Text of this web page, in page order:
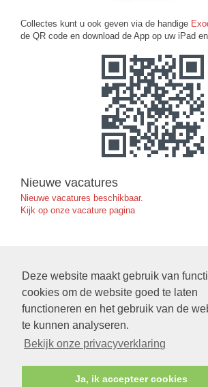
Deze website maakt gebruik van
cookies om de website goed te laten
functioneren en het gebruik van de
te kunnen analyseren.
Bekijk onze privacyverklaring
Ja, ik accepteer cookies
Collectes kunt u ook geven via de handige
de QR code en download de App op uw iPad
Nieuwe vacatures
Nieuwe vacatures beschikbaar.
Kijk op onze vacature pagina
klik hier
Nieuwe Verbinding
De nieuwe verbinding nr. 5 van 2026 staat nu
opdeze linkom het te openen.